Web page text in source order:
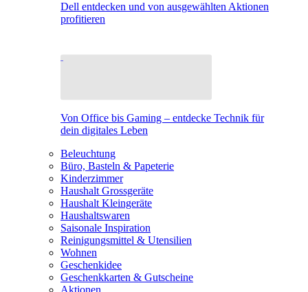
Dell entdecken und von ausgewählten Aktionen
profitieren
Von Office bis Gaming – entdecke Technik für
dein digitales Leben
Beleuchtung
Büro, Basteln & Papeterie
Kinderzimmer
Haushalt Grossgeräte
Haushalt Kleingeräte
Haushaltswaren
Saisonale Inspiration
Reinigungsmittel & Utensilien
Wohnen
Geschenkidee
Geschenkkarten & Gutscheine
Aktionen